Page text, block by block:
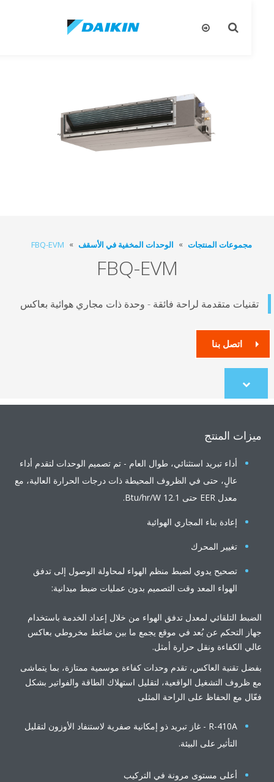
مجموعات المنتجات الوحدات المخفية في الأسقف FBQ-EVM
FBQ-EVM
متقدمة لراحة فائقة - وحدة ذات مجاري هوائية بعاكس
اتصل بنا
Scroll
to
المنتج
أداء تبريد استثنائي، طوال العام - تم تصميم الوحدات لتقدم أداء
عالٍ، حتى في الظروف المحيطة ذات درجات الحرارة العالية، مع
إعادة بناء المجاري الهوائية
تغيير المحرك
تصحيح يدوي لضبط منظم الهواء لمحاولة الوصول إلى تدفق
الهواء المعد وقت التصميم بدون عمليات ضبط ميدانية:
التلقائي لمعدل تدفق الهواء من خلال إعداد الخدمة باستخدام
التحكم عن بُعد في موقع يجمع ما بين ضاغط مخروطي بعاكس
الكفاءة ونقل حرارة أمثل.
تقنية العاكس، تقدم وحدات كفاءة موسمية ممتازة، بما يتماشى
التشغيل الواقعية، لتقليل استهلاك الطاقة والفواتير بشكل
مع الحفاظ على الراحة المثلى
R-410A - غاز تبريد ذو إمكانية صفرية لاستنفاد الأوزون لتقليل
التأثير على البيئة.
أعلى مستوى مرونة في التركيب